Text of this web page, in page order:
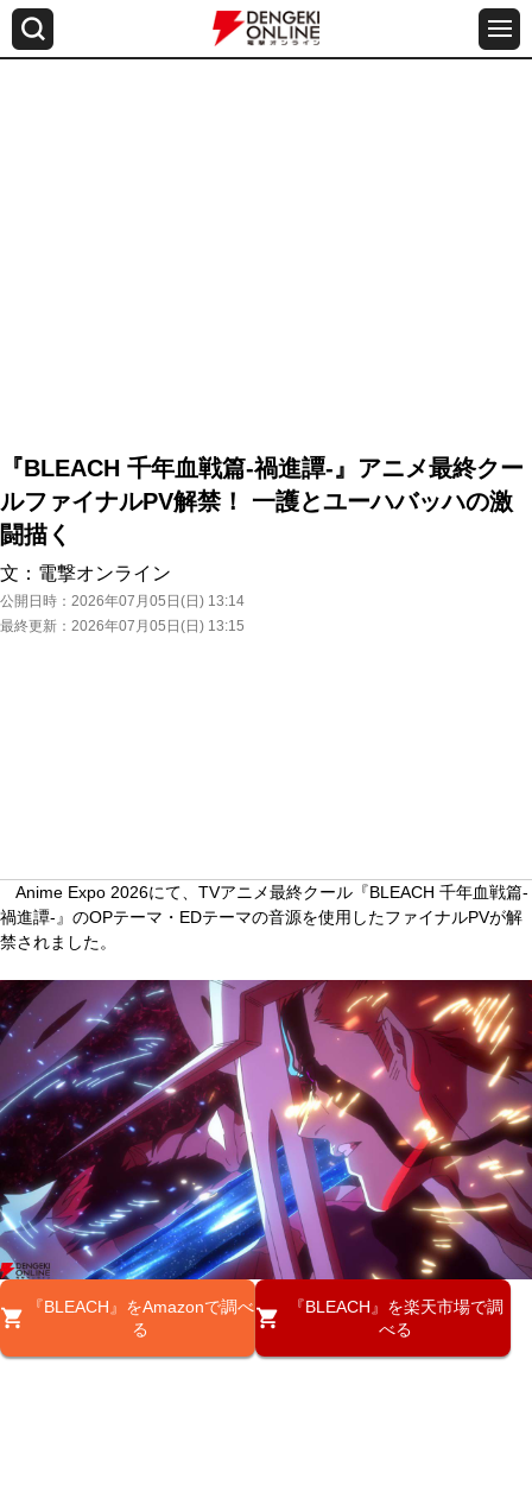
『BLEACH 千年血戦篇-禍進譚-』アニメ最終クー
ルファイナルPV解禁！ 一護とユーハバッハの激
闘描く
文： 電撃オンライン
公開日時： 2026年07月05日(日) 13:14
最終更新： 2026年07月05日(日) 13:15
Anime Expo 2026にて、TVアニメ最終クール『BLEACH 千年血戦篇-
禍進譚-』のOPテーマ・EDテーマの音源を使用したファイナルPVが解
禁されました。
『BLEACH』をAmazonで調べ
る
『BLEACH』を楽天市場で調
べる